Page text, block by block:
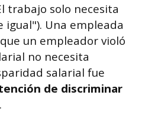
trabajo solo necesita
Una empleada
un empleador violó
no necesita
salarial fue
de discriminar